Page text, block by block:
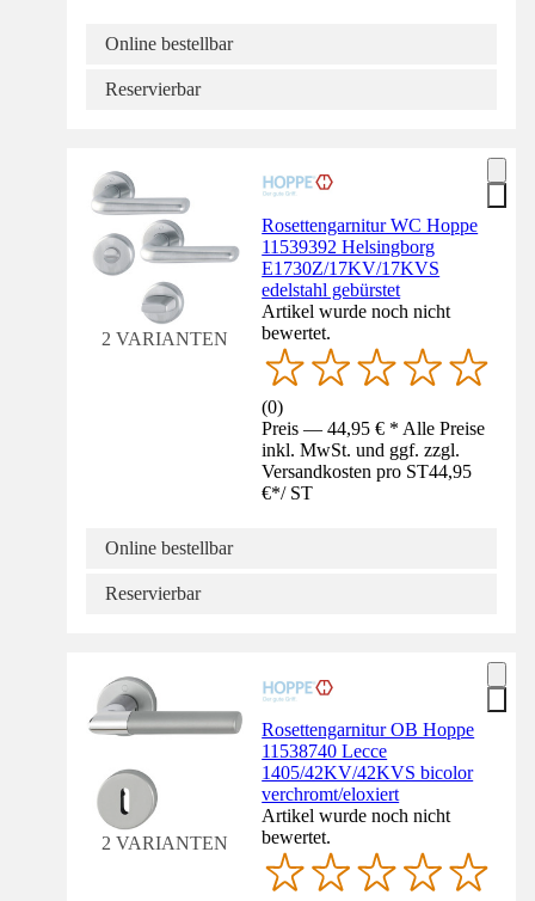
Online bestellbar
Reservierbar
2 VARIANTEN
Rosettengarnitur WC Hoppe
11539392 Helsingborg
E1730Z/17KV/17KVS
edelstahl gebürstet
Artikel wurde noch nicht
bewertet.
(0)
Preis — 44,95 € * Alle Preise
inkl. MwSt. und ggf. zzgl.
Versandkosten pro ST44,95
€*/ ST
Online bestellbar
Reservierbar
2 VARIANTEN
Rosettengarnitur OB Hoppe
11538740 Lecce
1405/42KV/42KVS bicolor
verchromt/eloxiert
Artikel wurde noch nicht
bewertet.